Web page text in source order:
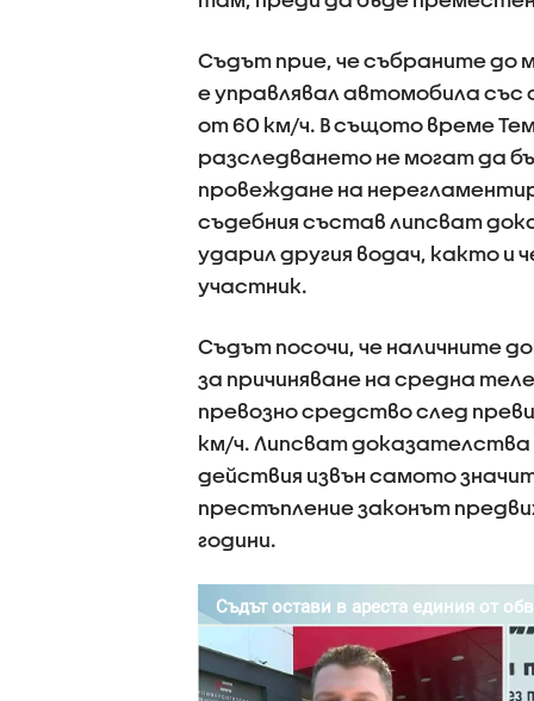
Съдът прие, че събраните до
е управлявал автомобила
от 60 км/ч. В същото време
разследването не могат да
провеждане на
съдебния състав липсват
ударил другия водач, както и
участник.
Съдът посочи, че наличните
за причиняване на средна
превозно средство след
км/ч. Липсват доказателства
действия извън самото
престъпление законът
години.